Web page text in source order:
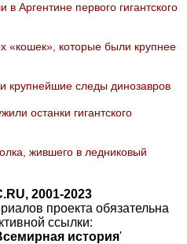
Аргентине первого гигантского
«кошек», которые были крупнее
крупнейшие следы динозавров
останки гигантского
жившего в ледниковый
2001-2023
проекта обязательна
ссылки:
история'